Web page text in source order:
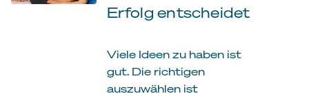
Erfolg entscheidet
Viele Ideen zu haben ist
gut. Die richtigen
auszuwählen ist